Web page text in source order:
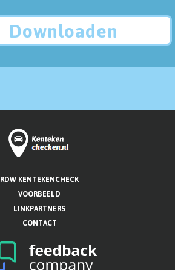
Downloaden
RDW KENTEKENCHECK
VOORBEELD
LINKPARTNERS
CONTACT